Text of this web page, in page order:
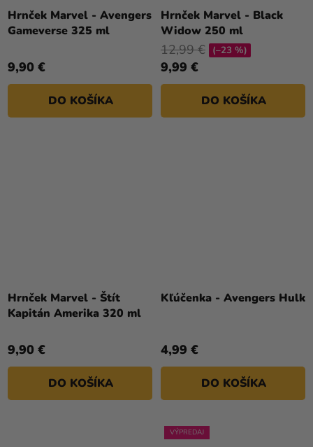
Hrnček Marvel - Avengers
Gameverse 325 ml
9,90 €
DO KOŠÍKA
Hrnček Marvel - Black
Widow 250 ml
9,99 €
12,99 € (–23 %)
DO KOŠÍKA
Hrnček Marvel - Štít
Kapitán Amerika 320 ml
9,90 €
DO KOŠÍKA
Kľúčenka - Avengers Hulk
4,99 €
DO KOŠÍKA
VÝPREDAJ